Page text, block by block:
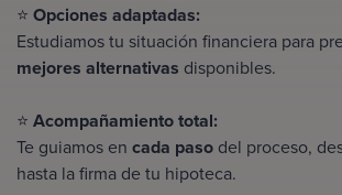
⭐ Opciones adaptadas:
Estudiamos tu situación financiera para
mejores alternativas disponibles.
⭐ Acompañamiento total:
Te guiamos en cada paso del proceso,
hasta la firma de tu hipoteca.